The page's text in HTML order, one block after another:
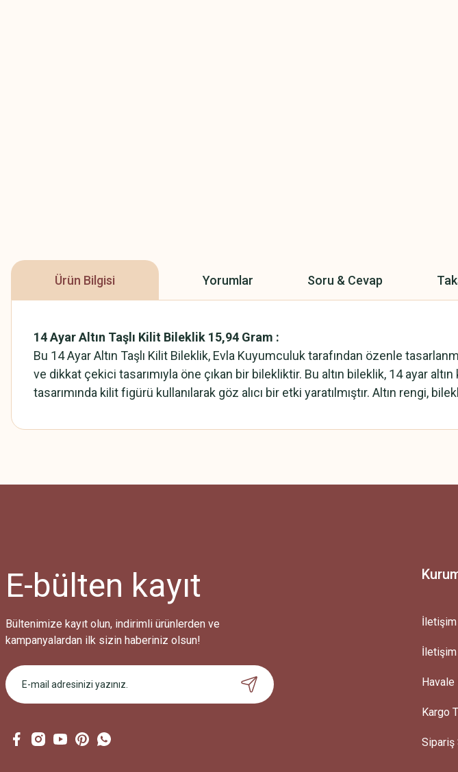
Ürün Bilgisi Yorumlar Soru & Cevap
14 Ayar Altın Taşlı Kilit Bileklik 15,94 Gram :
Bu 14 Ayar Altın Taşlı Kilit Bileklik, Evla Kuyumculuk tarafından özenle
ve dikkat çekici tasarımıyla öne çıkan bir bilekliktir. Bu altın bileklik, 14 ayar
tasarımında kilit figürü kullanılarak göz alıcı bir etki yaratılmıştır. Altın rengi,
Bu ürüne ilk
Ürün hakkında
Bu ürüne benzer farklı alternatifler olmalı.
E-bülten kayıt
Bültenimize kayıt olun, indirimli ürünlerden ve
kampanyalardan ilk sizin haberiniz olsun!
İletişim
Havale
Kargo
Sipariş